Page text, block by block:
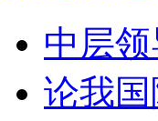
中层
论我